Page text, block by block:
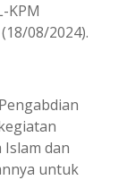
KPM
08/2024).
dan
untuk